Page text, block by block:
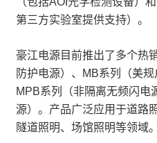
第三方实验室提供支持）。
豪江电源目前推出了多个热
防护电源）、MB系列（美
MPB系列（非隔离无频闪电
源）。产品广泛应用于道路
隧道照明、场馆照明等领域。